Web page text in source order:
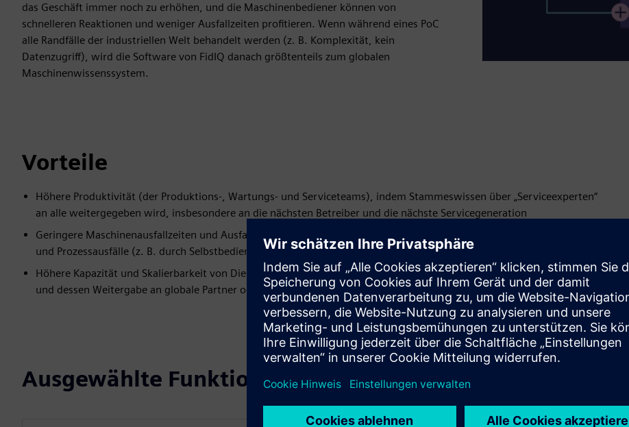
das Geschäft immer noch zu erhöhen, und die Maschinenbediener können von
schnelleren Reaktionen und weniger Ausfallzeiten profitieren. Wenn während eines PoC
alle Randfälle der industriellen Welt behandelt werden (z. B. Komplexität, kein
Datenzugriff), wird die Software von FidIQ danach größtenteils zum globalen
Maschinenwissenssystem.
Vorteile
Höhere Produktivität (der Produktions-, Wartungs- und Serviceteams), indem Stammeswissen über „Serviceexperten“
an alle weitergegeben wird, insbesondere an die nächsten Betreiber und die nächste Servicegeneration
Geringere Maschinenausfallzeiten und Ausfallkosten in der Produktion durch schnellere Reaktionen auf Maschinen-
und Prozessausfälle (z. B. durch Selbstbedienung direkt an der Maschine)
Höhere Kapazität und Skalierbarkeit von Dienstleistungsunternehmen durch die Digitalisierung von Servicewissen
und dessen Weitergabe an globale Partner oder sogar Endkunden
Ausgewählte Funktionen